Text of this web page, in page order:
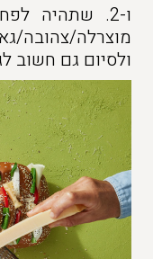
ו-2. שתהיה
מוצרלה/
ולסיום גם חשוב